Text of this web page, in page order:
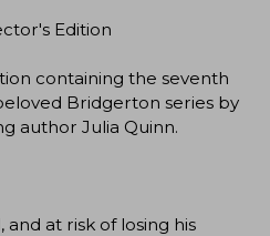
Edition
containing the seventh
Bridgerton series by
author Julia Quinn.
and at risk of losing his